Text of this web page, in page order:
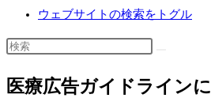
ウェブサイトの検索をトグル
医療広告ガイドライン